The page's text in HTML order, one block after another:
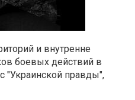
и внутренне
боевых действий в
"Украинской правды",